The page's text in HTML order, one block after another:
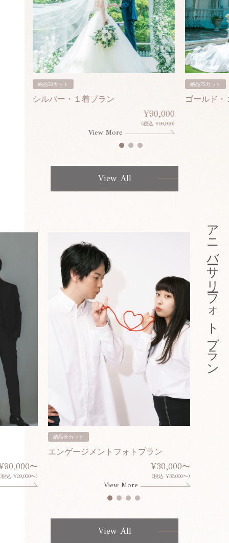
納品50カット
シルバー・１着プラン
¥90,000
(税込 ¥99,000)
View More
納品75カット
ゴールド・
View All
〜
(税込 ¥99,000〜)
納品全カット
エンゲージメントフォトプラン
¥30,000〜
(税込 ¥33,000〜)
View More
アニバーサリーフォトプラン
View All